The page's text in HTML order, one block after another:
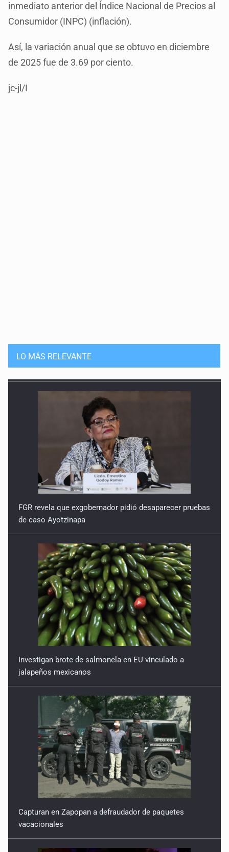
inmediato anterior del Índice Nacional de Precios al
Consumidor (INPC) (inflación).
Así, la variación anual que se obtuvo en diciembre
de 2025 fue de 3.69 por ciento.
jc-jl/I
LO MÁS RELEVANTE
FGR revela que exgobernador pidió desaparecer pruebas
de caso Ayotzinapa
Investigan brote de salmonela en EU vinculado a
jalapeños mexicanos
Capturan en Zapopan a defraudador de paquetes
vacacionales